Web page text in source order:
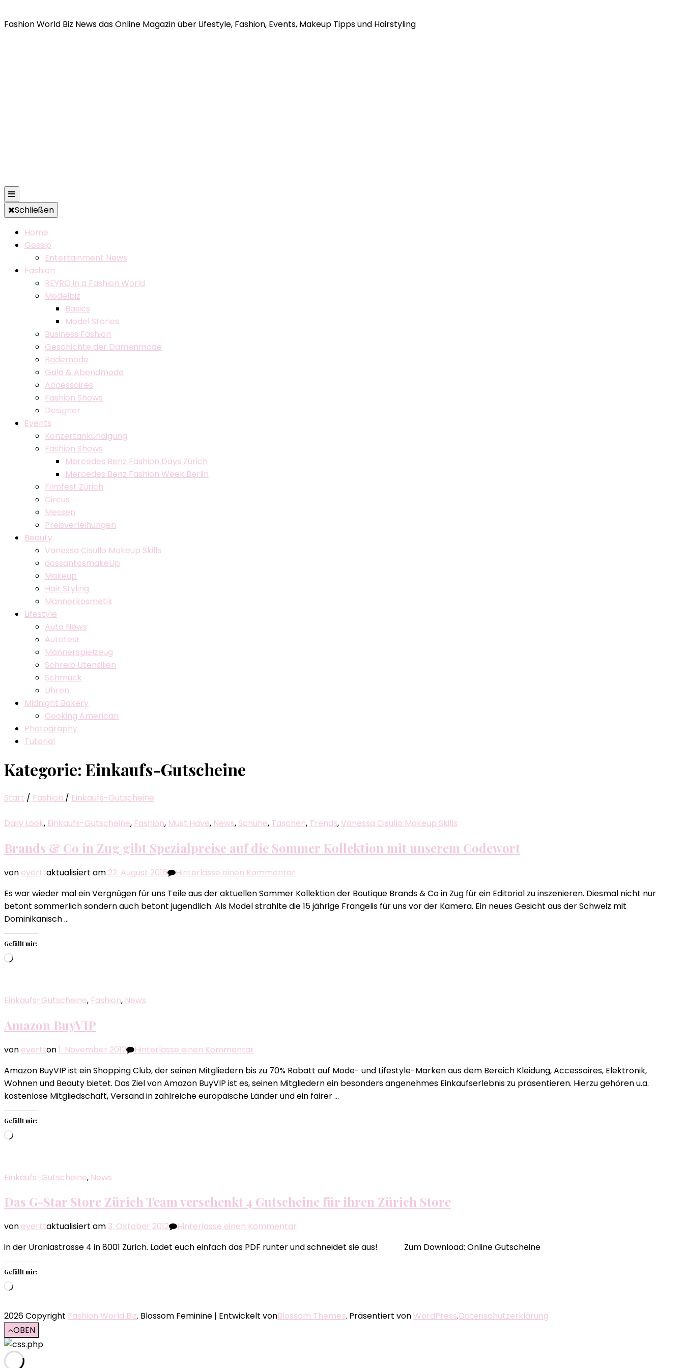
Fashion World Biz News das Online Magazin über Lifestyle, Fashion, Events, Makeup Tipps und Hairstyling
Schließen
Home
Gossip
Entertainment News
Fashion
REYRO in a Fashion World
Modelbiz
Basics
Model Stories
Business Fashion
Geschichte der Damenmode
Bademode
Gala & Abendmode
Accessoires
Fashion Shows
Designer
Events
Konzertankündigung
Fashion Shows
Mercedes Benz Fashion Days Zürich
Mercedes Benz Fashion Week Berlin
Filmfest Zürich
Circus
Messen
Preisverleihungen
Beauty
Vanessa Cisullo Makeup Skills
dossantosmakeUp
Makeup
Hair Styling
Männerkosmetik
Lifestyle
Auto News
Autotest
Männerspielzeug
Schreib Utensilien
Schmuck
Uhren
Midnight Bakery
Cooking American
Photography
Tutorial
Kategorie: Einkaufs-Gutscheine
Start / Fashion / Einkaufs-Gutscheine
Daily Look, Einkaufs-Gutscheine, Fashion, Must Have, News, Schuhe, Taschen, Trends,Vanessa Cisullo Makeup Skills
Brands & Co in Zug gibt Spezialpreise auf die Sommer Kollektion mit unserem Codewort
von eyerttaktualisiert am 22. August 2016 Hinterlasse einen Kommentar
&
Co
Es war wieder mal ein Vergnügen für uns Teile aus der aktuellen Sommer Kollektion der Boutique Brands & Co in Zug für ein Editorial zu inszenieren. Diesmal nicht nur
betont sommerlich sondern auch betont jugendlich. Als Model strahlte die 15 jährige Frangelis für uns vor der Kamera. Ein neues Gesicht aus der Schweiz mit
Dominikanisch …
Gefällt mir:
Wird
Einkaufs-Gutscheine, Fashion, News
Amazon BuyVIP
von eyertton1. November 2012 Hinterlasse einen Kommentar
BuyVIP
Amazon BuyVIP ist ein Shopping Club, der seinen Mitgliedern bis zu 70% Rabatt auf Mode- und Lifestyle-Marken aus dem Bereich Kleidung, Accessoires, Elektronik,
Wohnen und Beauty bietet. Das Ziel von Amazon BuyVIP ist es, seinen Mitgliedern ein besonders angenehmes Einkaufserlebnis zu präsentieren. Hierzu gehören u.a.
kostenlose Mitgliedschaft, Versand in zahlreiche europäische Länder und ein fairer …
Gefällt mir:
Wird
Einkaufs-Gutscheine, News
Das G-Star Store Zürich Team verschenkt 4 Gutscheine für ihren Zürich Store
von eyerttaktualisiert am 3. Oktober 2012 Hinterlasse einen Kommentar
G-
verschenkt
in der Uraniastrasse 4 in 8001 Zürich. Ladet euch einfach das PDF runter und schneidet sie aus! Zum Download: Online Gutscheine
Gefällt mir:
Wird
2026 Copyright Fashion World Biz. Blossom Feminine | Entwickelt vonBlossom Themes. Präsentiert vonWordPress.Datenschutzerklärung
OBEN